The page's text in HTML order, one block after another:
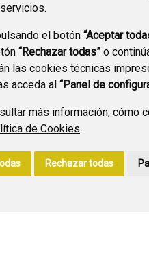
el botón “Aceptar
“Rechazar todas” o
las cookies técnicas
acceda al “Panel de
más información, cómo
de Cookies.
Rechazar todas
PREGUNTAS
FRECUENTES